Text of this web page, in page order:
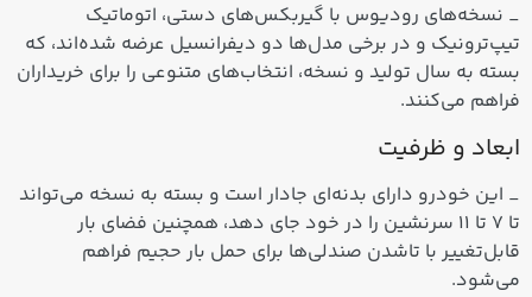
_ نسخه‌های رودیوس با گیربکس‌های دستی، اتوماتیک
تیپ‌ترونیک و در برخی مدل‌ها دو دیفرانسیل عرضه شده‌اند، که
بسته به سال تولید و نسخه، انتخاب‌های متنوعی را برای خریداران
فراهم می‌کنند.
ابعاد و ظرفیت
_ این خودرو دارای بدنه‌ای جادار است و بسته به نسخه می‌تواند
تا ۷ تا ۱۱ سرنشین را در خود جای دهد، همچنین فضای بار
قابل‌تغییر با تاشدن صندلی‌ها برای حمل بار حجیم فراهم
می‌شود.